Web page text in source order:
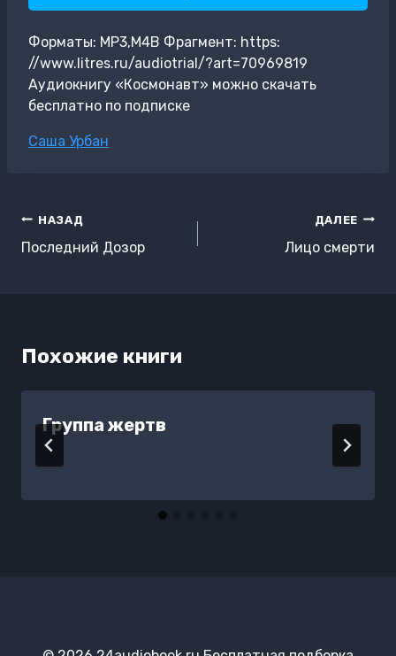
Форматы: MP3,M4B Фрагмент: https:
//www.litres.ru/audiotrial/?art=70969819
Аудиокнигу «Космонавт» можно скачать
бесплатно по подписке
Метки
Саша Урбан
Навигация
по
НАЗАД
Последний Дозор
ДАЛЕЕ
Лицо смерти
Похожие книги
Группа жертв